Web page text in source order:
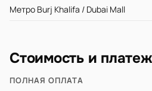
Метро Burj Khalifa / Dubai Mall
Стоимость и
ПОЛНАЯ ОПЛАТА